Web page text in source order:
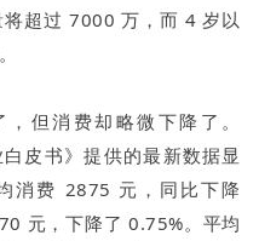
超过 7000 万，而 4 岁以
但消费却略微下降了。
皮书》提供的最新数据显
消费 2875 元，同比下降
元，下降了 0.75%。平均